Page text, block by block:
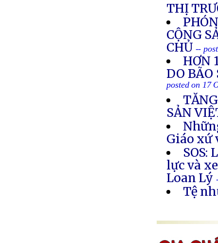
THỊ
CỘNG
CHỦ --
HƠN
DO
posted on 17
SẢN
Giáo xứ
lực và
Loan Lý
Tệ